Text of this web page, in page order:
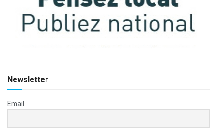
Newsletter
Email